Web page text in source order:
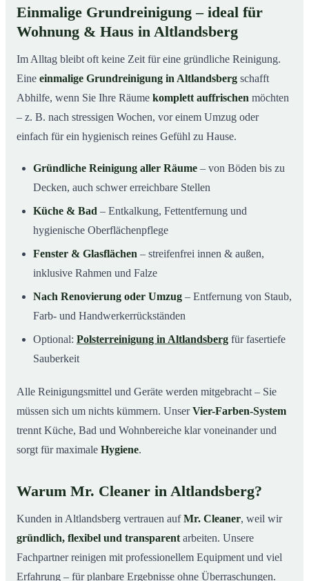
Einmalige Grundreinigung – ideal für
Wohnung & Haus in Altlandsberg
Im Alltag bleibt oft keine Zeit für eine gründliche Reinigung.
Eine einmalige Grundreinigung in Altlandsberg schafft
Abhilfe, wenn Sie Ihre Räume komplett auffrischen möchten
– z. B. nach stressigen Wochen, vor einem Umzug oder
einfach für ein hygienisch reines Gefühl zu Hause.
Gründliche Reinigung aller Räume – von Böden bis zu
Decken, auch schwer erreichbare Stellen
Küche & Bad – Entkalkung, Fettentfernung und
hygienische Oberflächenpflege
Fenster & Glasflächen – streifenfrei innen & außen,
inklusive Rahmen und Falze
Nach Renovierung oder Umzug – Entfernung von Staub,
Farb- und Handwerkerrückständen
Optional: Polsterreinigung in Altlandsberg für fasertiefe
Sauberkeit
Alle Reinigungsmittel und Geräte werden mitgebracht – Sie
müssen sich um nichts kümmern. UnserVier-Farben-System
trennt Küche, Bad und Wohnbereiche klar voneinander und
sorgt für maximale Hygiene.
Warum Mr. Cleaner in Altlandsberg?
Kunden in Altlandsberg vertrauen aufMr. Cleaner, weil wir
gründlich, flexibel und transparent arbeiten. Unsere
Fachpartner reinigen mit professionellem Equipment und viel
Erfahrung – für planbare Ergebnisse ohne Überraschungen.